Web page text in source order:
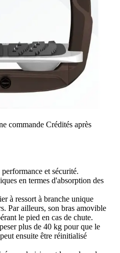
commande Crédités après
et sécurité.
en termes d'absorption des
à ressort à branche unique
Par ailleurs, son bras amovible
le pied en cas de chute.
plus de 40 kg pour que le
ensuite être réinitialisé